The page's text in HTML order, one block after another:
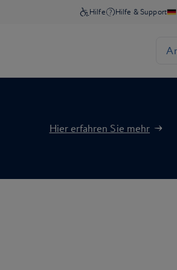
Hier erfahren Sie mehr